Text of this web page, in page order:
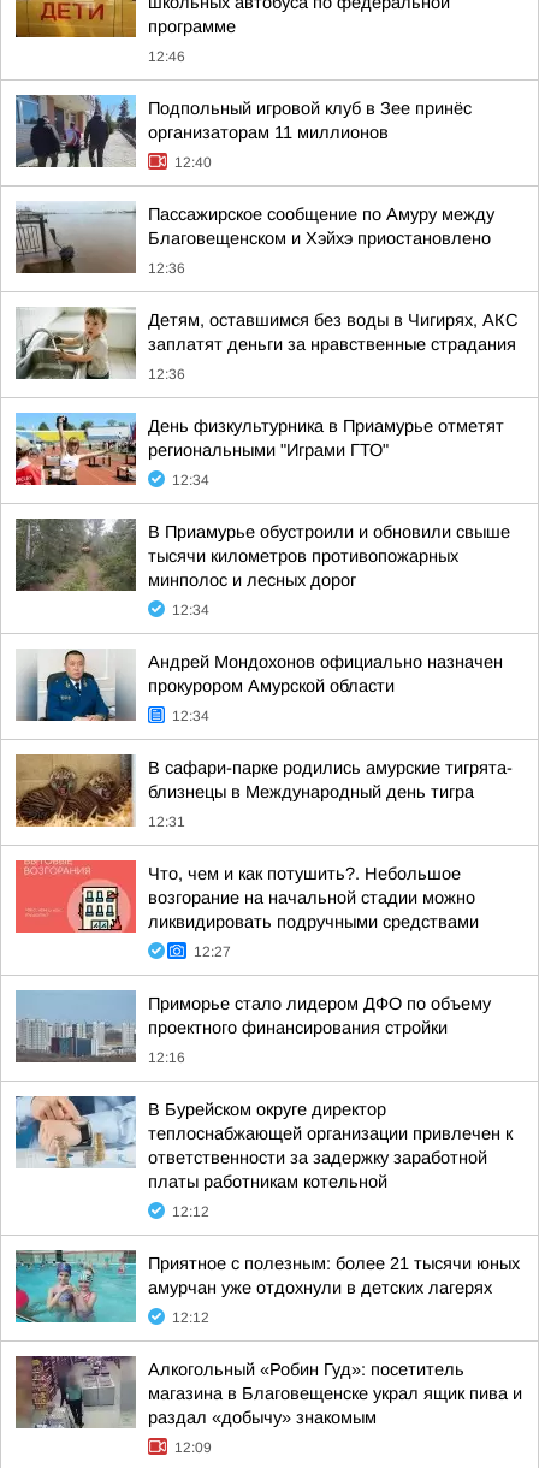
программе
12:46
Подпольный игровой клуб в Зее принёс
организаторам 11 миллионов
12:40
Пассажирское сообщение по Амуру между
Благовещенском и Хэйхэ приостановлено
12:36
Детям, оставшимся без воды в Чигирях, АКС
заплатят деньги за нравственные страдания
12:36
День физкультурника в Приамурье отметят
региональными "Играми ГТО"
12:34
В Приамурье обустроили и обновили свыше
тысячи километров противопожарных
минполос и лесных дорог
12:34
Андрей Мондохонов официально назначен
прокурором Амурской области
12:34
В сафари-парке родились амурские тигрята-
близнецы в Международный день тигра
12:31
Что, чем и как потушить?. Небольшое
возгорание на начальной стадии можно
ликвидировать подручными средствами
12:27
Приморье стало лидером ДФО по объему
проектного финансирования стройки
12:16
В Бурейском округе директор
теплоснабжающей организации привлечен к
ответственности за задержку заработной
платы работникам котельной
12:12
Приятное с полезным: более 21 тысячи юных
амурчан уже отдохнули в детских лагерях
12:12
Алкогольный «Робин Гуд»: посетитель
магазина в Благовещенске украл ящик пива и
раздал «добычу» знакомым
12:09